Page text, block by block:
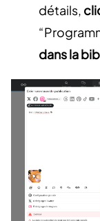
détails,
dans la